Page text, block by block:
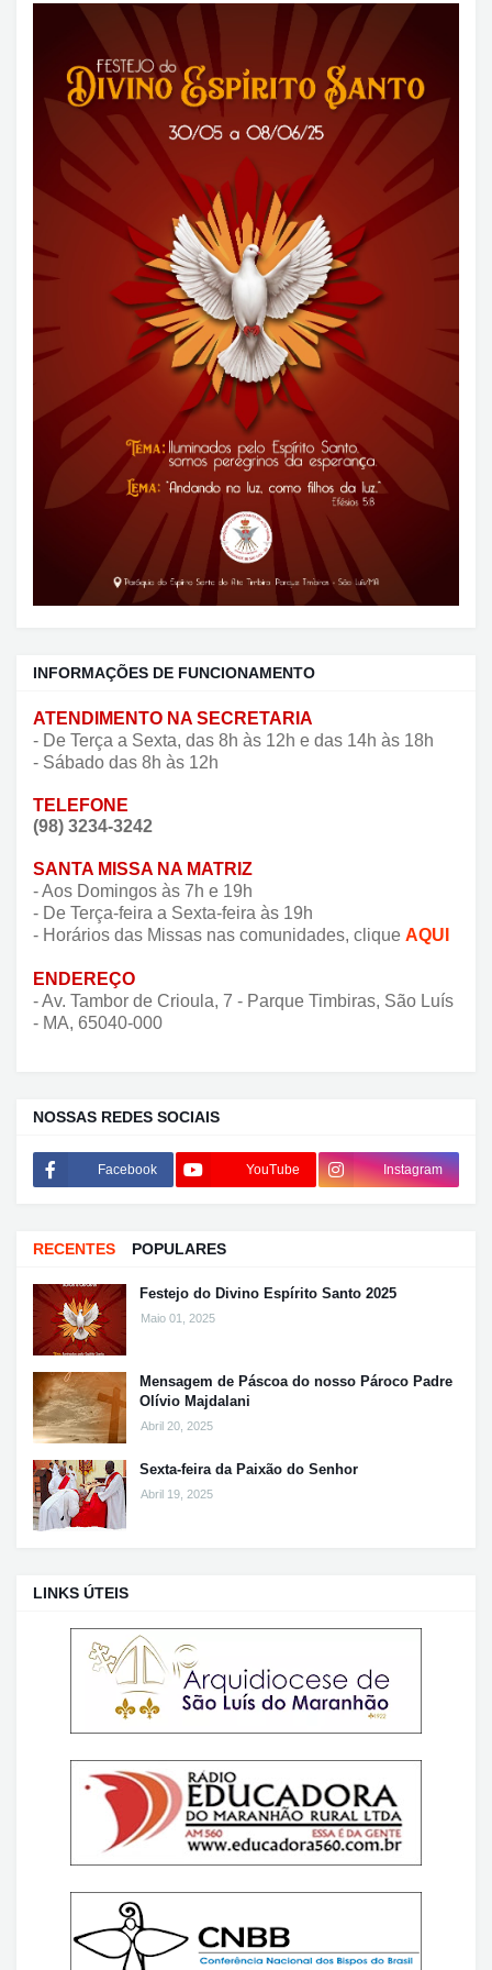
INFORMAÇÕES DE FUNCIONAMENTO
ATENDIMENTO NA SECRETARIA
- De Terça a Sexta, das 8h às 12h e das 14h às 18h
- Sábado das 8h às 12h
TELEFONE
(98) 3234-3242
SANTA MISSA NA MATRIZ
- Aos Domingos às 7h e 19h
- De Terça-feira a Sexta-feira às 19h
- Horários das Missas nas comunidades, clique AQUI
ENDEREÇO
- Av. Tambor de Crioula, 7 - Parque Timbiras, São Luís
- MA, 65040-000
NOSSAS REDES SOCIAIS
Facebook YouTube Instagram
RECENTES POPULARES
Festejo do Divino Espírito Santo 2025
Maio 01, 2025
Mensagem de Páscoa do nosso Pároco Padre
Olívio Majdalani
Abril 20, 2025
Sexta-feira da Paixão do Senhor
Abril 19, 2025
LINKS ÚTEIS